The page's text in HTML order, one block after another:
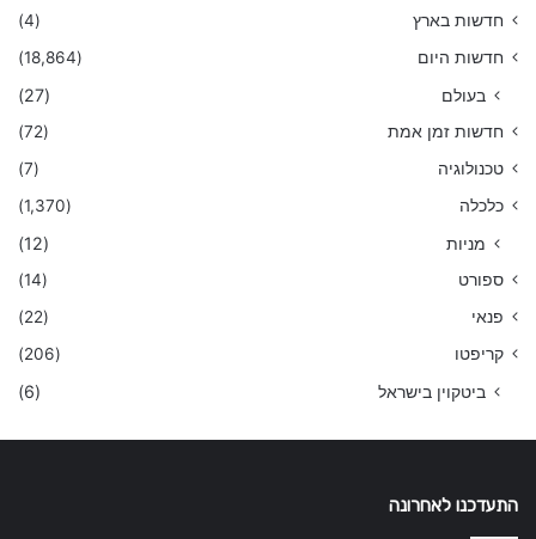
חדשות בארץ
(4)
חדשות היום
(18,864)
בעולם (27)
חדשות זמן אמת
(72)
טכנולוגיה
(7)
כלכלה
(1,370)
מניות (12)
ספורט
(14)
פנאי
(22)
קריפטו
(206)
ביטקוין בישראל (6)
התעדכנו לאחרונה